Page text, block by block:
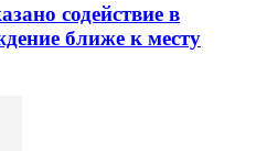
содействие в
ближе к месту